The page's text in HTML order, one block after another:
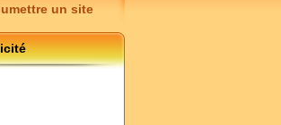
un site